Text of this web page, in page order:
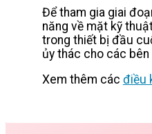
Để tham gia giai
năng về mặt kỹ
trong thiết bị đầu
ủy thác cho các bên
Xem thêm các điều